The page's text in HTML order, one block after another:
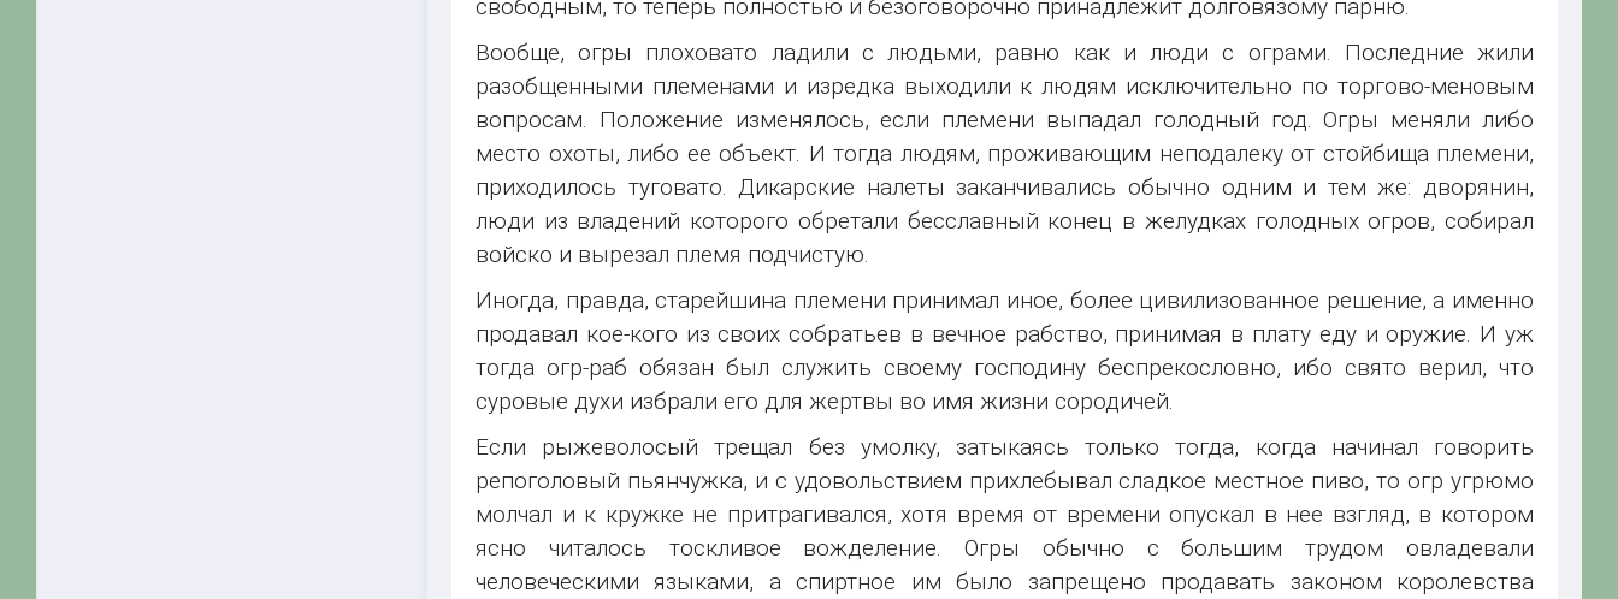
свободным, то теперь полностью и безоговорочно принадлежит долговязому парню.
Вообще, огры плоховато ладили с людьми, равно как и люди с ограми. Последние жили
разобщенными племенами и изредка выходили к людям исключительно по торгово-меновым
вопросам. Положение изменялось, если племени выпадал голодный год. Огры меняли либо
место охоты, либо ее объект. И тогда людям, проживающим неподалеку от стойбища племени,
приходилось туговато. Дикарские налеты заканчивались обычно одним и тем же: дворянин,
люди из владений которого обретали бесславный конец в желудках голодных огров, собирал
войско и вырезал племя подчистую.
Иногда, правда, старейшина племени принимал иное, более цивилизованное решение, а именно
продавал кое-кого из своих собратьев в вечное рабство, принимая в плату еду и оружие. И уж
тогда огр-раб обязан был служить своему господину беспрекословно, ибо свято верил, что
суровые духи избрали его для жертвы во имя жизни сородичей.
Если рыжеволосый трещал без умолку, затыкаясь только тогда, когда начинал говорить
репоголовый пьянчужка, и с удовольствием прихлебывал сладкое местное пиво, то огр угрюмо
молчал и к кружке не притрагивался, хотя время от времени опускал в нее взгляд, в котором
ясно читалось тоскливое вожделение. Огры обычно с большим трудом овладевали
человеческими языками, а спиртное им было запрещено продавать законом королевства